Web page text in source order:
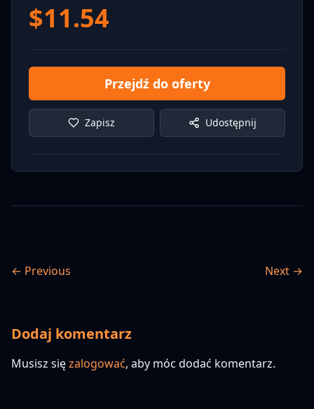
$11.54
Przejdź do oferty
Zapisz Udostępnij
← Previous Next →
Dodaj komentarz
Musisz sięzalogować, aby móc dodać komentarz.